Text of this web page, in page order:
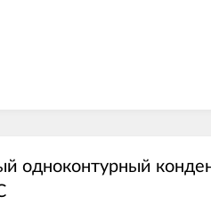
одноконтурный